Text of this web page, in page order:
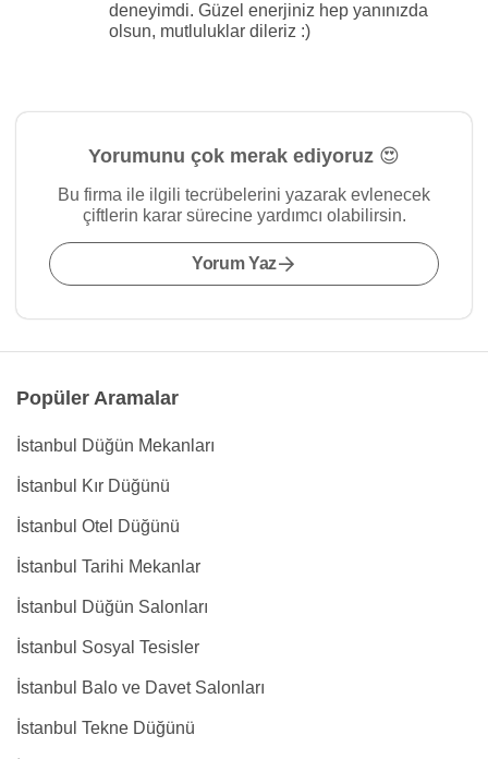
deneyimdi. Güzel enerjiniz hep yanınızda
olsun, mutluluklar dileriz :)
Yorumunu çok merak ediyoruz 😍
Bu firma ile ilgili tecrübelerini yazarak evlenecek
çiftlerin karar sürecine yardımcı olabilirsin.
Yorum Yaz
Popüler Aramalar
İstanbul Düğün Mekanları
İstanbul Kır Düğünü
İstanbul Otel Düğünü
İstanbul Tarihi Mekanlar
İstanbul Düğün Salonları
İstanbul Sosyal Tesisler
İstanbul Balo ve Davet Salonları
İstanbul Tekne Düğünü